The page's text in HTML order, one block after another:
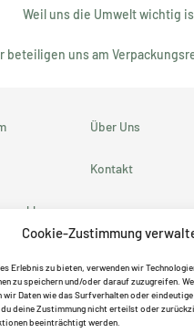
Cookie-Zustimmung
Erlebnis zu bieten, verwenden wir
zu speichern und/oder darauf zuzugreifen.
wir Daten wie das Surfverhalten oder
deine Zustimmung nicht erteilst oder
beeinträchtigt werden.
Weil uns die Umwelt wichtig
beteiligen uns am
Über Uns
Kontakt